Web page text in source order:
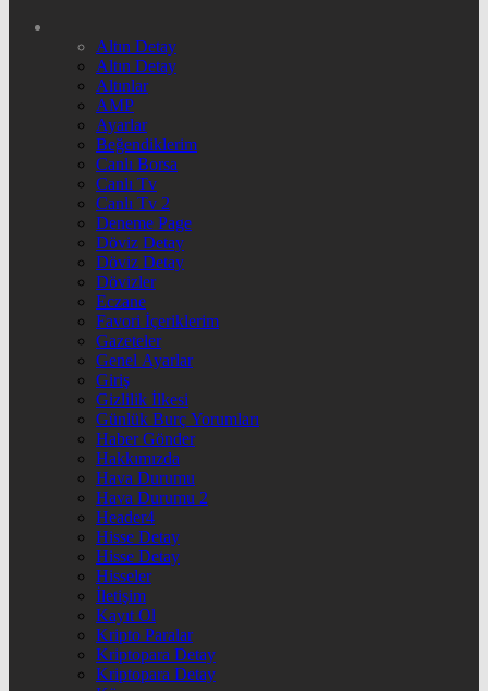
Altın Detay
Altın Detay
Altınlar
AMP
Ayarlar
Beğendiklerim
Canlı Borsa
Canlı Tv
Canlı Tv 2
Deneme Page
Döviz Detay
Döviz Detay
Dövizler
Eczane
Favori İçeriklerim
Gazeteler
Genel Ayarlar
Giriş
Gizlilik İlkesi
Günlük Burç Yorumları
Haber Gönder
Hakkımızda
Hava Durumu
Hava Durumu 2
Header4
Hisse Detay
Hisse Detay
Hisseler
İletişim
Kayıt Ol
Kripto Paralar
Kriptopara Detay
Kriptopara Detay